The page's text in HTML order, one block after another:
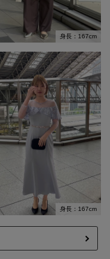
身長：167cm
身長：167cm